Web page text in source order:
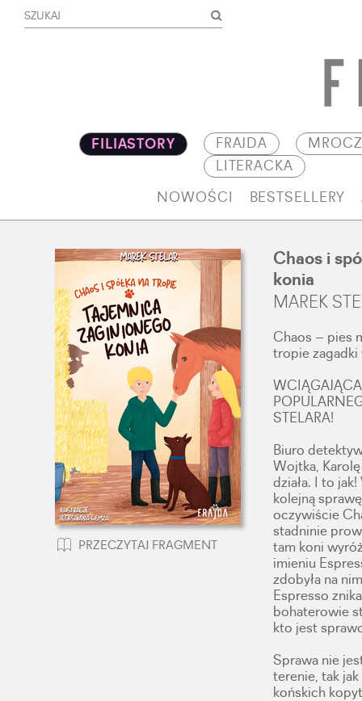
FILIASTORY FRAJDA
LITERACKA
NOWOŚCI BESTSELLERY
PRZECZYTAJ FRAGMENT
Chaos i
konia
MAREK
Chaos – pies
tropie zagadki
STELARA!
Biuro
Wojtka,
działa. I to
kolejną
oczywiście
stadninie
tam koni
imieniu
zdobyła na
Espresso
bohaterowie
kto jest
Sprawa nie
terenie, tak
końskich